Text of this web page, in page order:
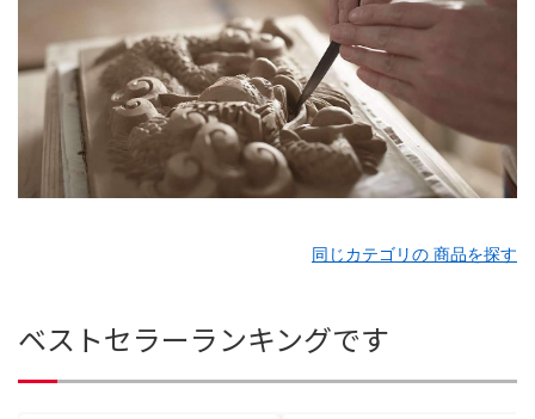
同じカテゴリの 商品を探す
ベストセラーランキングです